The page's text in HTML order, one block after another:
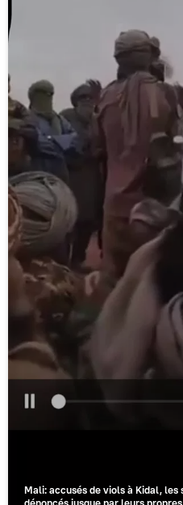
Mali: accusés de viols à Kidal, les